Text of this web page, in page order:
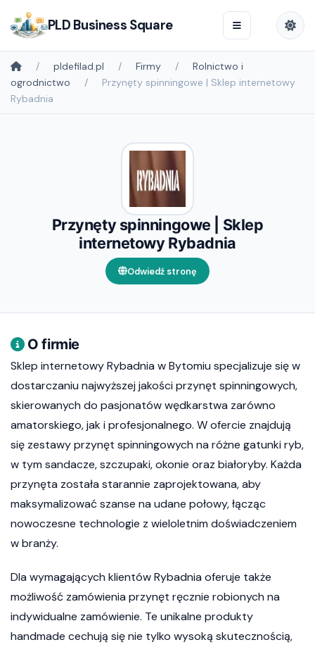
PLD Business Square
pldefilad.pl Firmy
Rolnictwo i
ogrodnictwo
Przynęty spinningowe | Sklep internetowy
Rybadnia
Przynęty spinningowe | Sklep
internetowy Rybadnia
Odwiedź stronę
O firmie
Sklep internetowy Rybadnia w Bytomiu specjalizuje się w
dostarczaniu najwyższej jakości przynęt spinningowych,
skierowanych do pasjonatów wędkarstwa zarówno
amatorskiego, jak i profesjonalnego. W ofercie znajdują
się zestawy przynęt spinningowych na różne gatunki ryb,
w tym sandacze, szczupaki, okonie oraz białoryby. Każda
przynęta została starannie zaprojektowana, aby
maksymalizować szanse na udane połowy, łącząc
nowoczesne technologie z wieloletnim doświadczeniem
w branży.
Dla wymagających klientów Rybadnia oferuje także
możliwość zamówienia przynęt ręcznie robionych na
indywidualne zamówienie. Te unikalne produkty
handmade cechują się nie tylko wysoką skutecznością,